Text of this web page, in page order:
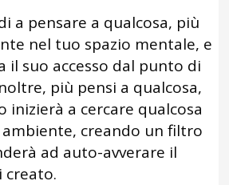
a pensare a qualcosa, più
nel tuo spazio mentale, e
il suo accesso dal punto di
più pensi a qualcosa,
inizierà a cercare qualcosa
creando un filtro
ad auto-avverare il
creato.